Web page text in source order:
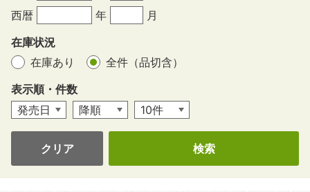
西暦
年
月
在庫状況
在庫あり
全件（品切含）
表示順・件数
クリア